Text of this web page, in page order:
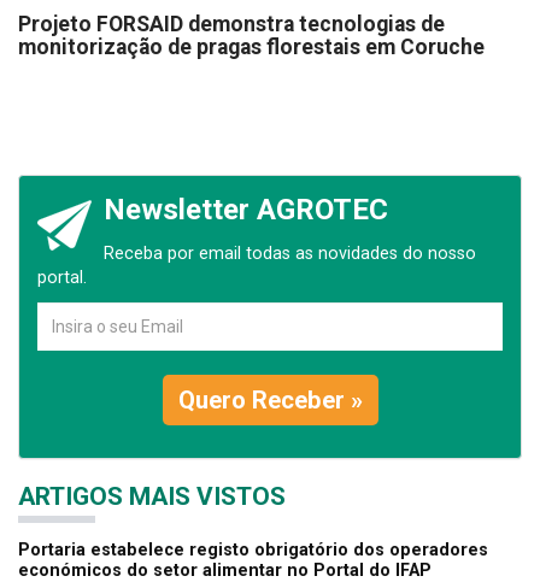
Projeto FORSAID demonstra tecnologias de
monitorização de pragas florestais em Coruche
Newsletter AGROTEC
Receba por email todas as novidades do nosso
portal.
Quero Receber »
ARTIGOS MAIS VISTOS
Portaria estabelece registo obrigatório dos operadores
económicos do setor alimentar no Portal do IFAP